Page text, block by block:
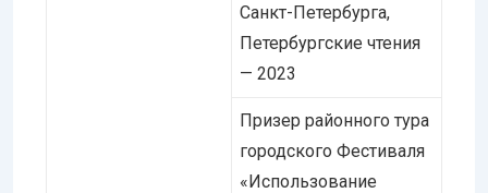
Санкт-Петербурга,
Петербургские чтения
— 2023
Призер районного тура
городского Фестиваля
«Использование